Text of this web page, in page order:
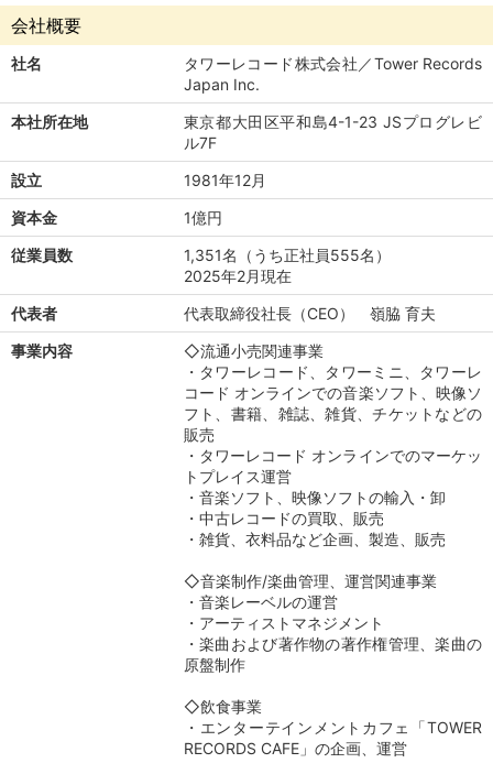
会社概要
社名
タワーレコード株式会社／Tower Records
Japan Inc.
本社所在地
東京都大田区平和島4-1-23 JSプログレビ
ル7F
設立
1981年12月
資本金
1億円
従業員数
1,351名（うち正社員555名）
2025年2月現在
代表者
代表取締役社長（CEO） 嶺脇 育夫
事業内容
◇流通小売関連事業
・タワーレコード、タワーミニ、タワーレ
コード オンラインでの音楽ソフト、映像ソ
フト、書籍、雑誌、雑貨、チケットなどの
販売
・タワーレコード オンラインでのマーケッ
トプレイス運営
・音楽ソフト、映像ソフトの輸入・卸
・中古レコードの買取、販売
・雑貨、衣料品など企画、製造、販売
◇音楽制作/楽曲管理、運営関連事業
・音楽レーベルの運営
・アーティストマネジメント
・楽曲および著作物の著作権管理、楽曲の
原盤制作
◇飲食事業
・エンターテインメントカフェ「TOWER
RECORDS CAFE」の企画、運営